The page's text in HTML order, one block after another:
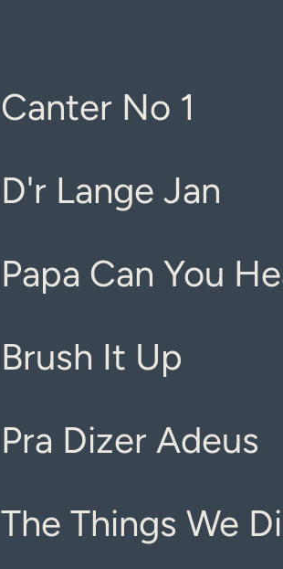
Canter No 1
D'r Lange Jan
Papa Can You
Brush It Up
Pra Dizer Adeus
The Things We